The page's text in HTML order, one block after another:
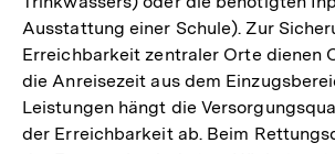
Fußnote
Ausstattung einer Schule). Zur
Erreichbarkeit zentraler Orte dienen
die Anreisezeit aus dem
Leistungen hängt die
der Erreichbarkeit ab. Beim